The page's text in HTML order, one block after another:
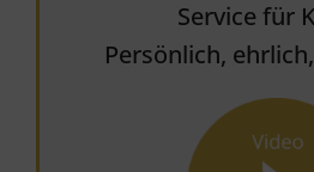
Service für
Persönlich,